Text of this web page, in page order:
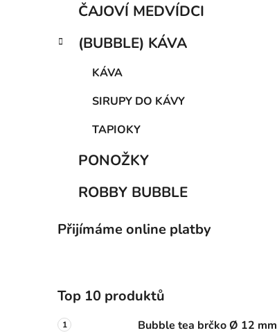
ČAJOVÍ MEDVÍDCI
(BUBBLE) KÁVA
KÁVA
SIRUPY DO KÁVY
TAPIOKY
PONOŽKY
ROBBY BUBBLE
Přijímáme online platby
Top 10 produktů
Bubble tea brčko Ø 12 mm